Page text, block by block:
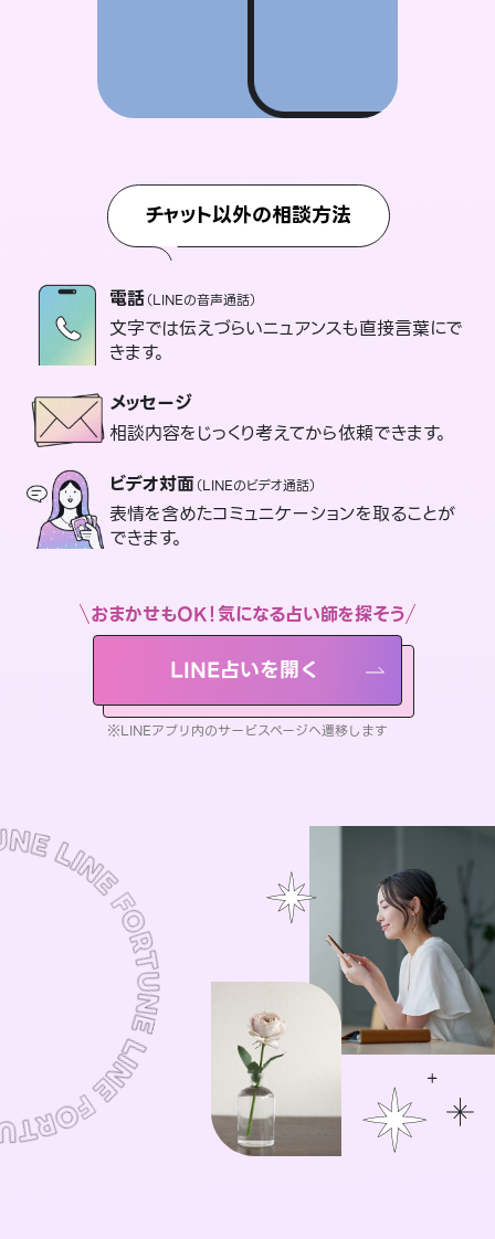
チャット以外の相談方法
電話（LINEの音声通話）
文字では伝えづらいニュアンスも直接言葉にで
きます。
メッセージ
相談内容をじっくり考えてから依頼できます。
ビデオ対面（LINEのビデオ通話）
表情を含めたコミュニケーションを取ることが
できます。
おまかせもOK！気になる占い師を探そう
LINE占いを開く
※LINEアプリ内のサービスページへ遷移します